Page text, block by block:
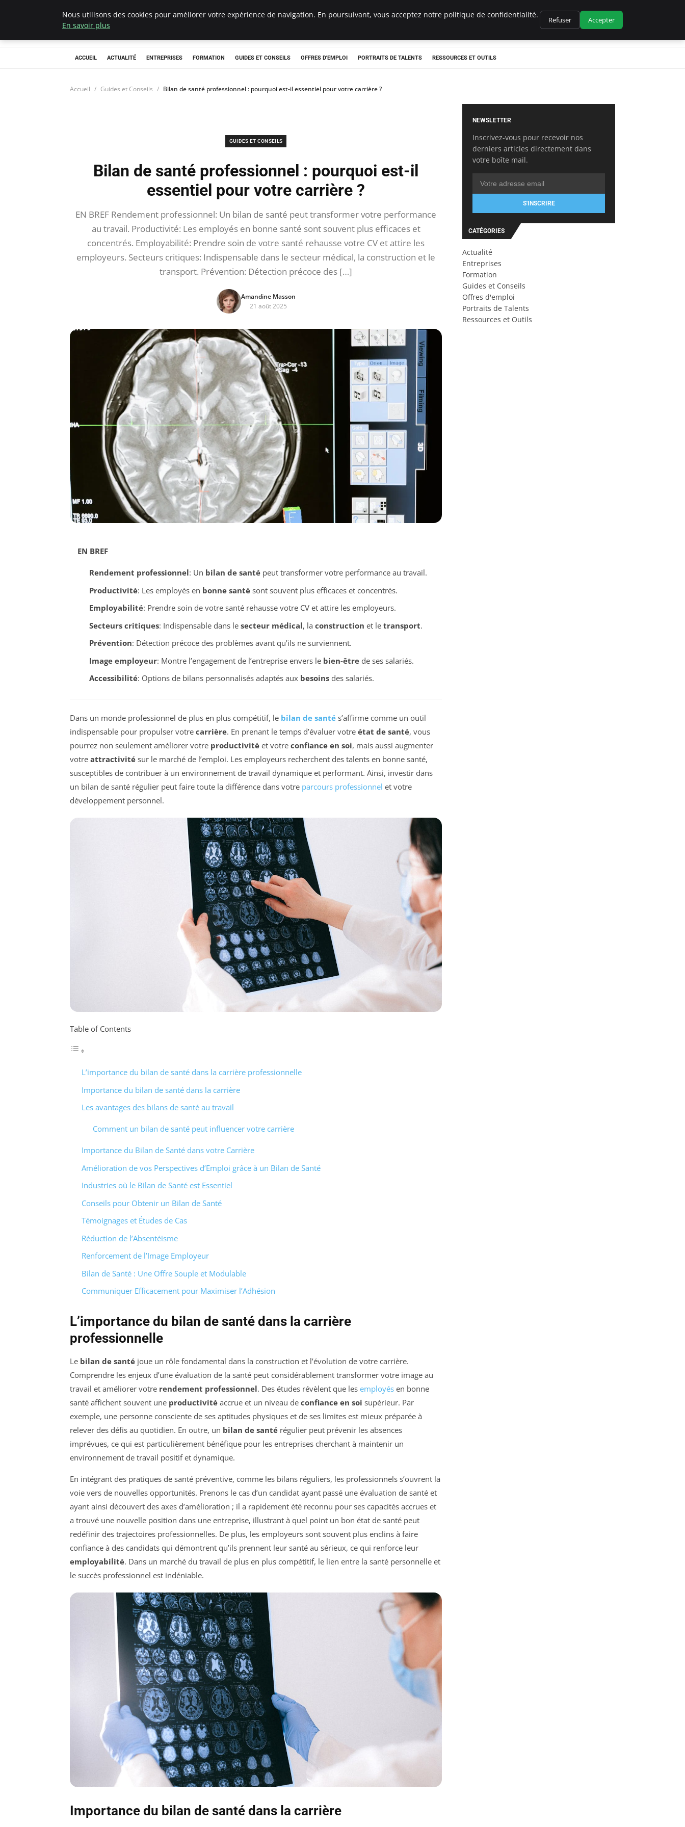
Chasseur De Tête
ACCUEIL ACTUALITÉ ENTREPRISES FORMATION GUIDES ET CONSEILS OFFRES D'EMPLOI PORTRAITS DE TALENTS RESSOURCES ET OUTILS
Accueil Guides et Conseils Bilan de santé professionnel : pourquoi est-il essentiel pour votre carrière ?
GUIDES ET CONSEILS
Bilan de santé professionnel : pourquoi est-il
essentiel pour votre carrière ?
EN BREF Rendement professionnel: Un bilan de santé peut transformer votre performance
au travail. Productivité: Les employés en bonne santé sont souvent plus efficaces et
concentrés. Employabilité: Prendre soin de votre santé rehausse votre CV et attire les
employeurs. Secteurs critiques: Indispensable dans le secteur médical, la construction et le
transport. Prévention: Détection précoce des […]
Amandine Masson
21 août 2025
EN BREF
Rendement professionnel: Un bilan de santépeut transformer votre performance au travail.
Productivité: Les employés en bonne santésont souvent plus efficaces et concentrés.
Employabilité: Prendre soin de votre santé rehausse votre CV et attire les employeurs.
Secteurs critiques: Indispensable dans le secteur médical, la construction et le transport.
Prévention: Détection précoce des problèmes avant qu’ils ne surviennent.
Image employeur: Montre l’engagement de l’entreprise envers le bien-êtrede ses salariés.
Accessibilité: Options de bilans personnalisés adaptés aux besoinsdes salariés.
Dans un monde professionnel de plus en plus compétitif, le bilan de santé s’affirme comme un outil
indispensable pour propulser votre carrière. En prenant le temps d’évaluer votre état de santé, vous
pourrez non seulement améliorer votre productivité et votre confiance en soi, mais aussi augmenter
votre attractivité sur le marché de l’emploi. Les employeurs recherchent des talents en bonne santé,
susceptibles de contribuer à un environnement de travail dynamique et performant. Ainsi, investir dans
un bilan de santé régulier peut faire toute la différence dans votre parcours professionnel et votre
développement personnel.
Table of Contents
L’importance du bilan de santé dans la carrière professionnelle
Importance du bilan de santé dans la carrière
Les avantages des bilans de santé au travail
Comment un bilan de santé peut influencer votre carrière
Importance du Bilan de Santé dans votre Carrière
Amélioration de vos Perspectives d’Emploi grâce à un Bilan de Santé
Industries où le Bilan de Santé est Essentiel
Conseils pour Obtenir un Bilan de Santé
Témoignages et Études de Cas
Réduction de l’Absentéisme
Renforcement de l’Image Employeur
Bilan de Santé : Une Offre Souple et Modulable
Communiquer Efficacement pour Maximiser l’Adhésion
L’importance du bilan de santé dans la carrière
professionnelle
Le bilan de santé joue un rôle fondamental dans la construction et l’évolution de votre carrière.
Comprendre les enjeux d’une évaluation de la santé peut considérablement transformer votre image au
travail et améliorer votre rendement professionnel. Des études révèlent que les employés en bonne
santé affichent souvent une productivité accrue et un niveau de confiance en soi supérieur. Par
exemple, une personne consciente de ses aptitudes physiques et de ses limites est mieux préparée à
relever des défis au quotidien. En outre, un bilan de santé régulier peut prévenir les absences
imprévues, ce qui est particulièrement bénéfique pour les entreprises cherchant à maintenir un
environnement de travail positif et dynamique.
En intégrant des pratiques de santé préventive, comme les bilans réguliers, les professionnels s’ouvrent la
voie vers de nouvelles opportunités. Prenons le cas d’un candidat ayant passé une évaluation de santé et
ayant ainsi découvert des axes d’amélioration ; il a rapidement été reconnu pour ses capacités accrues et
a trouvé une nouvelle position dans une entreprise, illustrant à quel point un bon état de santé peut
redéfinir des trajectoires professionnelles. De plus, les employeurs sont souvent plus enclins à faire
confiance à des candidats qui démontrent qu’ils prennent leur santé au sérieux, ce qui renforce leur
employabilité. Dans un marché du travail de plus en plus compétitif, le lien entre la santé personnelle et
le succès professionnel est indéniable.
Importance du bilan de santé dans la carrière
NEWSLETTER
Inscrivez-vous pour recevoir nos
derniers articles directement dans
votre boîte mail.
S'INSCRIRE
CATÉGORIES
Actualité
Entreprises
Formation
Guides et Conseils
Offres d'emploi
Portraits de Talents
Ressources et Outils
Nous utilisons des cookies pour améliorer votre expérience de navigation. En poursuivant, vous acceptez notre politique de confidentialité.
En savoir plus
Refuser Accepter